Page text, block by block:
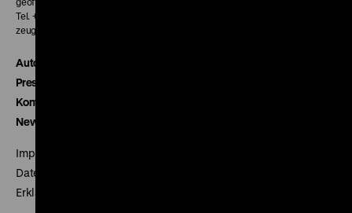
Tel. + 49 30 20304-770
zeughauskino@dhm.de
Autor*innen
Presse
Kontakt
Newsletter
Impressum
Datenschutz
Erklärung digitale Barrierefreiheit